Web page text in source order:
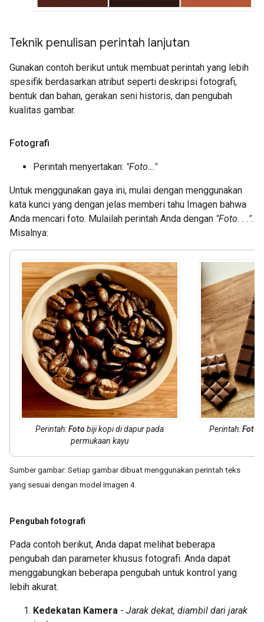
Teknik penulisan perintah lanjutan
Gunakan contoh berikut untuk membuat perintah yang lebih
spesifik berdasarkan atribut seperti deskripsi fotografi,
bentuk dan bahan, gerakan seni historis, dan pengubah
kualitas gambar.
Fotografi
Perintah menyertakan: "Foto..."
Untuk menggunakan gaya ini, mulai dengan menggunakan
kata kunci yang dengan jelas memberi tahu Imagen bahwa
Anda mencari foto. Mulailah perintah Anda dengan "Foto. . .".
Misalnya:
Perintah:Fotobiji kopi di dapur pada
permukaan kayu
Perintah:Foto
Sumber gambar: Setiap gambar dibuat menggunakan perintah teks
yang sesuai dengan model Imagen 4.
Pengubah fotografi
Pada contoh berikut, Anda dapat melihat beberapa
pengubah dan parameter khusus fotografi. Anda dapat
menggabungkan beberapa pengubah untuk kontrol yang
lebih akurat.
Kedekatan Kamera - Jarak dekat, diambil dari jarak